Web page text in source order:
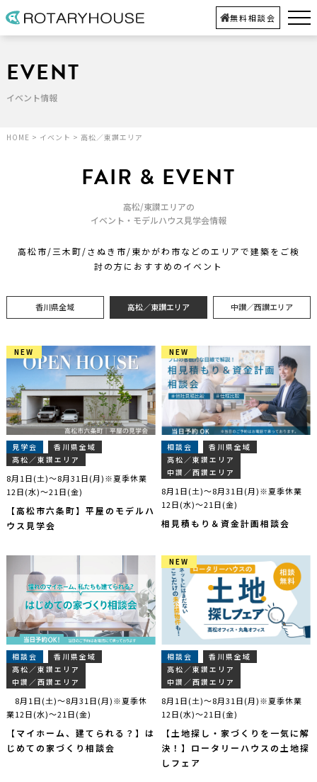
無料相談会
EVENT
イベント情報
HOME > イベント > 高松／東讃エリア
FAIR & EVENT
高松/東讃エリアの
イベント・モデルハウス見学会情報
高松市/三木町/さぬき市/東かがわ市などのエリアで建築をご検
討の方におすすめのイベント
香川県全域 高松／東讃エリア 中讃／西讃エリア
NEW
NEW
見学会
香川県全域
高松／東讃エリア
8月1日(土)～8月31日(月)※夏季休業
12日(水)～21日(金)
【高松市六条町】平屋のモデルハ
ウス見学会
NEW
NEW
相談会
香川県全域
高松／東讃エリア
中讃／西讃エリア
8月1日(土)～8月31日(月)※夏季休業
12日(水)～21日(金)
相見積もり＆資金計画相談会
相談会
香川県全域
高松／東讃エリア
中讃／西讃エリア
8月1日(土)～8月31日(月)※夏季休
業12日(水)～21日(金)
【マイホーム、建てられる？】は
じめての家づくり相談会
NEW
NEW
相談会
香川県全域
高松／東讃エリア
中讃／西讃エリア
8月1日(土)～8月31日(月)※夏季休業
12日(水)～21日(金)
【土地探し・家づくりを一気に解
決！】ロータリーハウスの土地探
しフェア